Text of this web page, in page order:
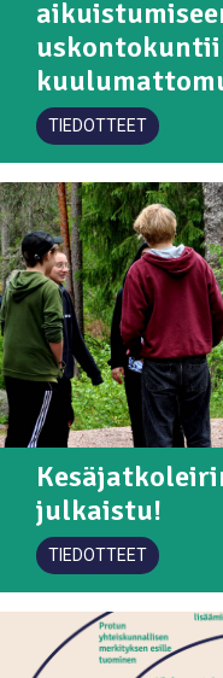
TIEDOTTEET
julkaistu!
TIEDOTTEET